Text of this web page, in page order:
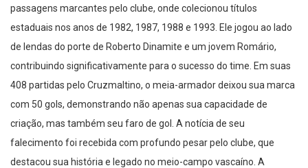
passagens marcantes pelo clube, onde colecionou títulos
estaduais nos anos de 1982, 1987, 1988 e 1993. Ele jogou ao lado
de lendas do porte de Roberto Dinamite e um jovem Romário,
contribuindo significativamente para o sucesso do time. Em suas
408 partidas pelo Cruzmaltino, o meia-armador deixou sua marca
com 50 gols, demonstrando não apenas sua capacidade de
criação, mas também seu faro de gol. A notícia de seu
falecimento foi recebida com profundo pesar pelo clube, que
destacou sua história e legado no meio-campo vascaíno. A